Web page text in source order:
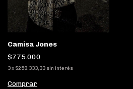
Camisa Jones
$775.000
3x $258.333,33 sin interés
Comprar